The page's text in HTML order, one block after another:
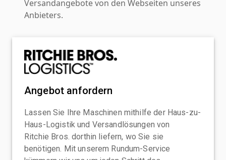
Versandangebote von den Webseiten unseres
Anbieters.
Angebot anfordern
Lassen Sie Ihre Maschinen mithilfe der Haus-zu-
Haus-Logistik und Versandlösungen von
Ritchie Bros. dorthin liefern, wo Sie sie
benötigen. Mit unserem Rundum-Service